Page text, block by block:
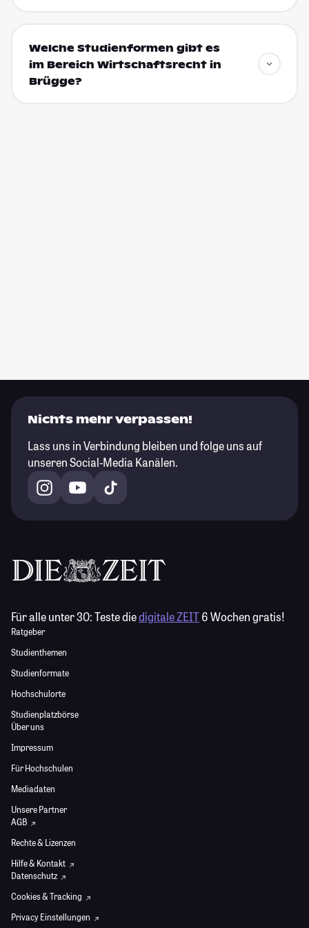
Welche Studienformen gibt es
im Bereich Wirtschaftsrecht in
Brügge?
Nichts mehr verpassen!
Lass uns in Verbindung bleiben und folge uns auf
unseren Social-Media Kanälen.
Für alle unter 30:Teste diedigitale ZEIT6 Wochen gratis!
Ratgeber
Studienthemen
Studienformate
Hochschulorte
Studienplatzbörse
Über uns
Impressum
Für Hochschulen
Mediadaten
Unsere Partner
AGB
Rechte & Lizenzen
Hilfe & Kontakt
Datenschutz
Cookies & Tracking
Privacy Einstellungen